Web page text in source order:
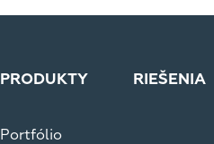
PRODUKTY
Portfólio
RIEŠENIA